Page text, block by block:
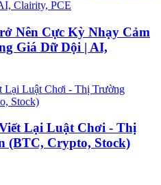
Nên Cực Kỳ Nhạy Cảm
Giá Dữ Dội | AI,
Lại Luật Chơi - Thị
(BTC, Crypto, Stock)